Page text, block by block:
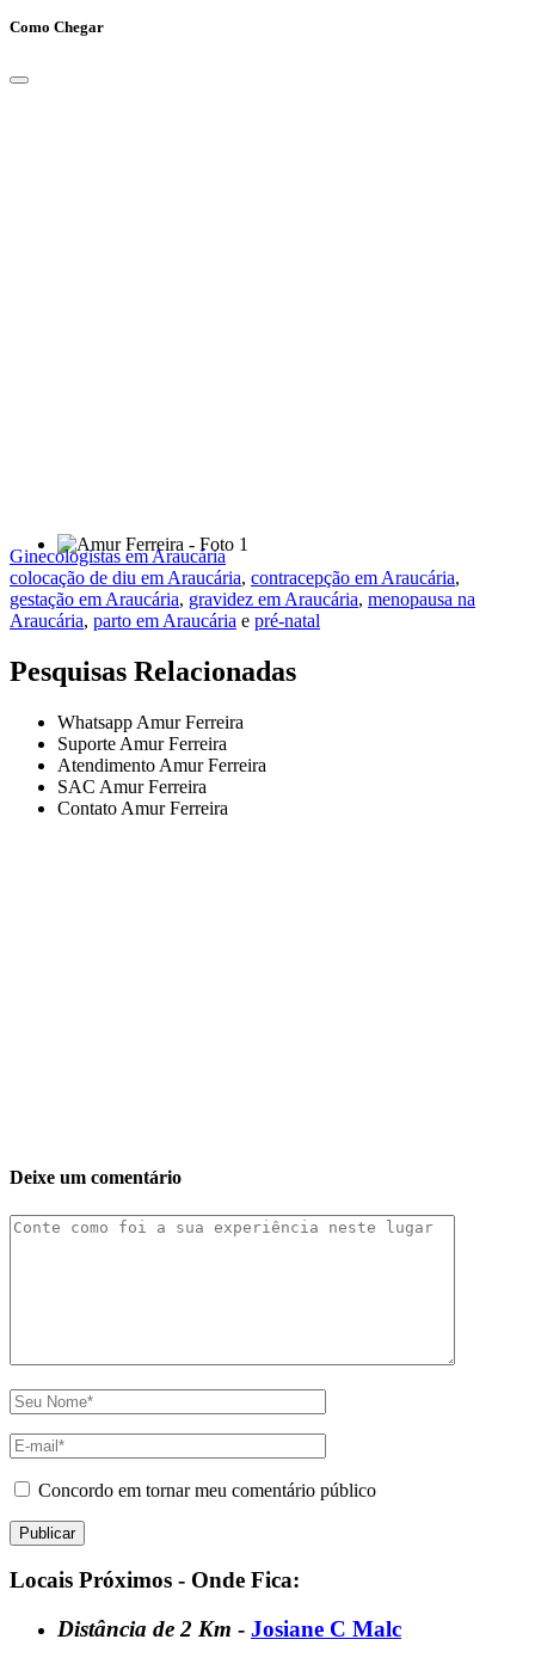
Como Chegar
Ginecologistas em Araucária
colocação de diu em Araucária, contracepção em Araucária,
gestação em Araucária, gravidez em Araucária, menopausa na
Araucária, parto em Araucária e pré-natal
Pesquisas Relacionadas
Whatsapp Amur Ferreira
Suporte Amur Ferreira
Atendimento Amur Ferreira
SAC Amur Ferreira
Contato Amur Ferreira
Deixe um comentário
Concordo em tornar meu comentário público
Locais Próximos - Onde Fica:
Distância de 2 Km - Josiane C Malc